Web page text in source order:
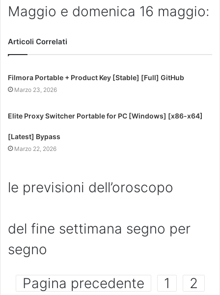
Maggio e domenica 16 maggio:
Articoli Correlati
Filmora Portable + Product Key [Stable] [Full] GitHub
Marzo 23, 2026
Elite Proxy Switcher Portable for PC [Windows] [x86-x64]
[Latest] Bypass
Marzo 22, 2026
le previsioni dell’oroscopo
del fine settimana segno per
segno
Pagina precedente 1
2